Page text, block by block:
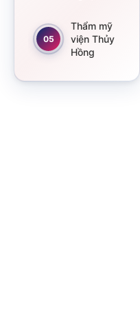
05
Thẩm mỹ
viện Thủy
Hồng